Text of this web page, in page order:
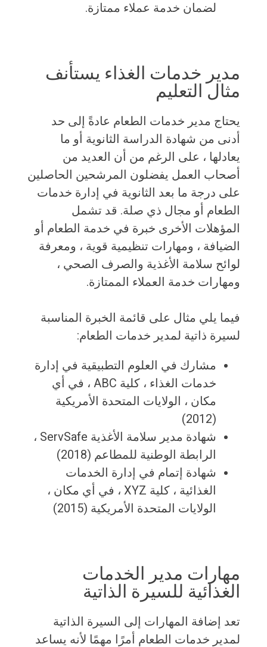
لضمان خدمة عملاء ممتازة.
مدير خدمات الغذاء يستأنف
مثال التعليم
يحتاج مدير خدمات الطعام عادةً إلى حد
أدنى من شهادة الدراسة الثانوية أو ما
يعادلها ، على الرغم من أن العديد من
أصحاب العمل يفضلون المرشحين الحاصلين
على درجة ما بعد الثانوية في إدارة خدمات
الطعام أو مجال ذي صلة. قد تشمل
المؤهلات الأخرى خبرة في خدمة الطعام أو
الضيافة ، ومهارات تنظيمية قوية ، ومعرفة
لوائح سلامة الأغذية والصرف الصحي ،
ومهارات خدمة العملاء الممتازة.
فيما يلي مثال على قائمة الخبرة المناسبة
لسيرة ذاتية لمدير خدمات الطعام:
مشارك في العلوم التطبيقية في إدارة
خدمات الغذاء ، كلية ABC ، ​​في أي
مكان ، الولايات المتحدة الأمريكية
(2012)
شهادة مدير سلامة الأغذية ServSafe ،
الرابطة الوطنية للمطاعم (2018)
شهادة إتمام في إدارة الخدمات
الغذائية ، كلية XYZ ، في أي مكان ،
الولايات المتحدة الأمريكية (2015)
مهارات مدير الخدمات
الغذائية للسيرة الذاتية
تعد إضافة المهارات إلى السيرة الذاتية
لمدير خدمات الطعام أمرًا مهمًا لأنه يساعد